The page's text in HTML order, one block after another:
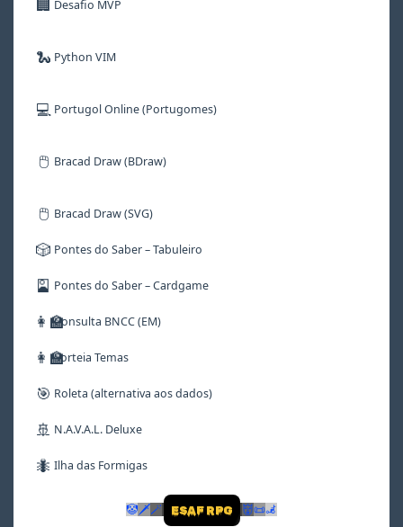
🏢 Desafio MVP
🐍 Python VIM
💻 Portugol Online (Portugomes)
🖱️ Bracad Draw (BDraw)
🖱️ Bracad Draw (SVG)
🎲 Pontes do Saber – Tabuleiro
🎴 Pontes do Saber – Cardgame
👩‍🏫Consulta BNCC (EM)
👩‍🏫Sorteia Temas
🎯 Roleta (alternativa aos dados)
🚢 N.A.V.A.L. Deluxe
🐜 Ilha das Formigas
🤡 🗡🪄 ESAF RPG 👹📜🦼